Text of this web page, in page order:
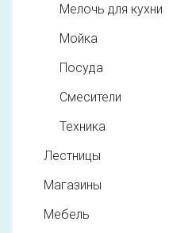
Мелочь для кухни
Мойка
Посуда
Смесители
Техника
Лестницы
Магазины
Мебель